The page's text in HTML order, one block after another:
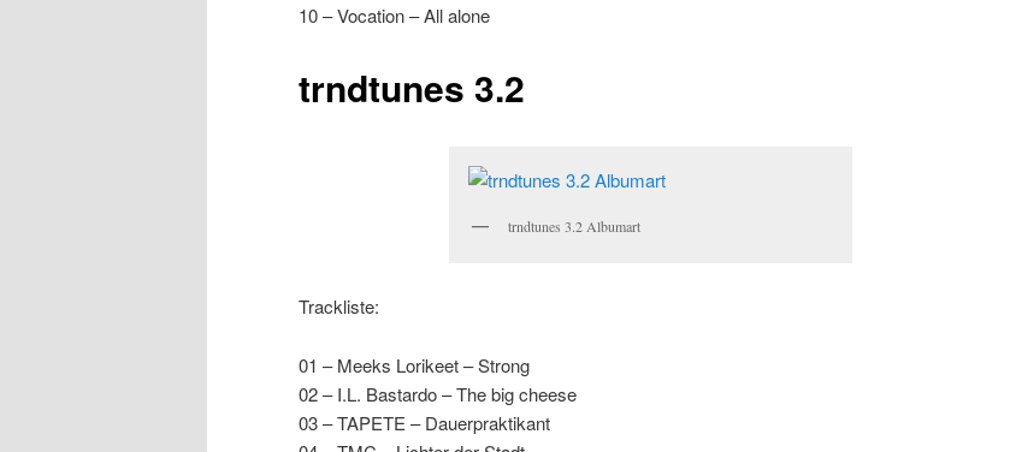
10 – Vocation – All alone
trndtunes 3.2
trndtunes 3.2 Albumart
Trackliste:
01 – Meeks Lorikeet – Strong
02 – I.L. Bastardo – The big cheese
03 – TAPETE – Dauerpraktikant